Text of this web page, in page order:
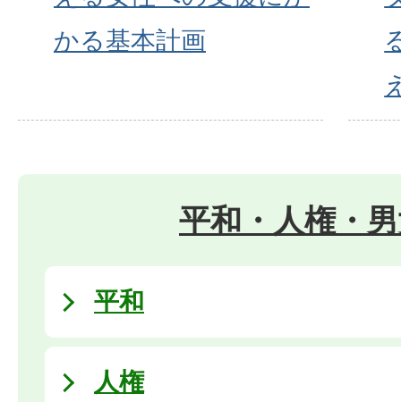
かる基本計画
平和・人権・
平和
人権